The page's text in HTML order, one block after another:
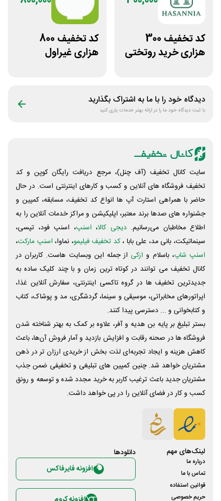
کد تخفیف 300
هزاری خرید روتختی
کد تخفیف 800
هزاری غیراول
دیدگاه خود را با ما به اشتراک بگذارید
با ثبت دیدگاه خود ما را در ارائه بهتر خدمات یاری کنید
سایت کانال تخفیف (آف چنل)، مرجع دریافت رایگان کوپن و کد
تخفیف فروشگاه های آنلاین و کسب و‌ کارهای اینترنتی است. در حال
حاضر با همراهی استارت آپ ها انواع کد تخفیف، مسابقه، کمپین و
جشنواره های صدها برند معتبر، اپلیکیشن و مراکز خدمات آنلاین را به
اطلاع مخاطبان می‌رسانیم. دیجی کالا، اسنپ، اسنپ فود، تپسی،
سینماتیکت، بانی مد، علی‌ بابا ،کد تخفیف فیلیمو، نماوا، اسنپ مارکت،
اسنپ شاپ، باسلام و ازکی از جمله این وبسایت ‌هاست. کاربران در
کانال تخفیف می توانند در کوتاه ترین زمان و با چند کلیک ساده به
جدیدترین تخفیف ها در گروه تاکسی اینترنتی، سفارش آنلاین غذا،
اپراتورهای مخابراتی، موسیقی و سینما، گردشگری، مد و پوشاک، کتاب
و کتابخوانی و ... دسترسی پیدا کنند.
بستر تبلیغ بر پایه بن هدیه و آفر، علاوه بر کمک به بهتر شناخته شدن
فروشگاه ها در صحنه رقابت و افزایش بازدید و آمار فروش آن‌ها، باعث
کاهش هزینه و ایجاد تجربه‌ای لذت بخش از خریدی ارزان تر در ذهن
مشتریان خواهد شد. چنین کمپین های تبلیغی و تخفیفی ضمن جذب
مشتریان جدید باعث ترغیب کاربر به خرید مجدد شده و توسعه و رونق
کسب و کار در فضای آنلاین را در پی خواهد داشت.
لینک‌های مهم
درباره ما
تماس با ما
قوانین استفاده
حریم خصوصی
دانلود‌ها
افزونه فایرفاکس